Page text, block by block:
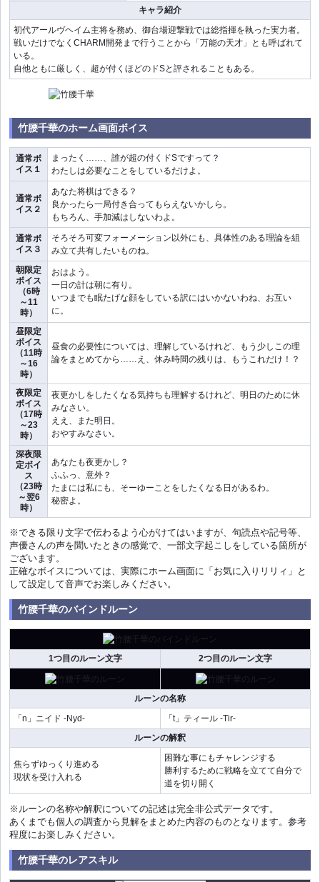
キャラ紹介
初代アールヴヘイム主将を務め、御台場迎撃戦では総指揮を執った実力者。
戦いだけでなくCHARM開発まで行うことから「万能の天才」とも呼ばれて
いる。
自他ともに厳しく、超が付くほどのドSと評されることもある。
竹腰千華のホーム画面ボイス
通常ボ
イス１
まったく……、誰が超の付くドSですって？
わたしは必要なことをしているだけよ。
通常ボ
イス２
あなた将棋はできる？
良かったら一局付き合ってもらえないかしら。
もちろん、手加減はしないわよ。
通常ボ
イス３
そろそろ可変フォーメーション以外にも、具体性のある理論を組
み立て共有したいものね。
朝限定
ボイス
（6時
～11
時）
おはよう。
一日の計は朝に有り。
いつまでも眠たげな顔をしている訳にはいかないわね、お互い
に。
昼限定
ボイス
（11時
～16
時）
昼食の必要性については、理解しているけれど、もう少しこの理
論をまとめてから……え、休み時間の残りは、もうこれだけ！？
夜限定
ボイス
（17時
～23
時）
夜更かしをしたくなる気持ちも理解するけれど、明日のために休
みなさい。
ええ、また明日。
おやすみなさい。
深夜限
定ボイ
ス
（23時
～翌6
時）
あなたも夜更かし？
ふふっ、意外？
たまには私にも、そーゆーことをしたくなる日があるわ。
秘密よ。
※できる限り文字で伝わるよう心がけてはいますが、句読点や記号等、
声優さんの声を聞いたときの感覚で、一部文字起こしをしている箇所が
ございます。
正確なボイスについては、実際にホーム画面に「お気に入りリリィ」と
して設定して音声でお楽しみください。
竹腰千華のバインドルーン
1つ目のルーン文字 2つ目のルーン文字
ルーンの名称
「n」ニイド -Nyd-
「t」ティール -Tir-
ルーンの解釈
焦らずゆっくり進める
現状を受け入れる
困難な事にもチャレンジする
勝利するために戦略を立てて自分で
道を切り開く
※ルーンの名称や解釈についての記述は完全非公式データです。
あくまでも個人の調査から見解をまとめた内容のものとなります。参考
程度にお楽しみください。
竹腰千華のレアスキル